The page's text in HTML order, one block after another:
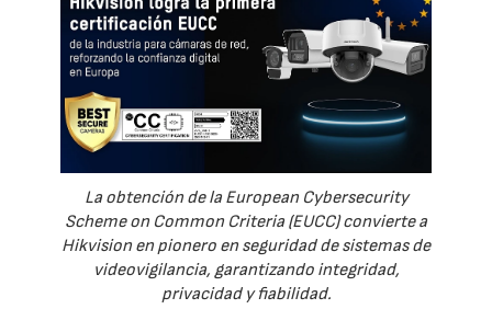
La obtención de la European Cybersecurity
Scheme on Common Criteria (EUCC) convierte a
Hikvision en pionero en seguridad de sistemas de
videovigilancia, garantizando integridad,
privacidad y fiabilidad.